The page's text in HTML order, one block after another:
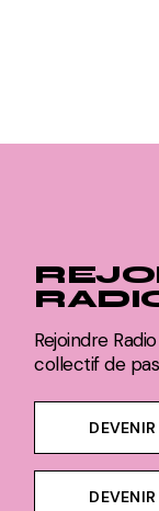
Rejoindre
collectif de